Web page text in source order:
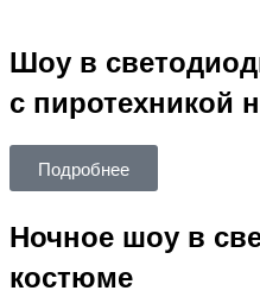
Шоу в
с пиротехникой
Подробнее
Ночное шоу в
костюме